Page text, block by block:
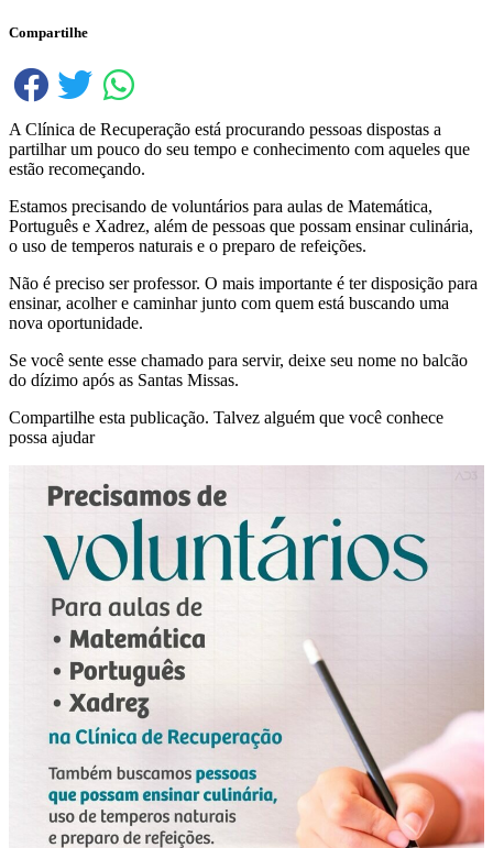
Compartilhe
A Clínica de Recuperação está procurando pessoas dispostas a
partilhar um pouco do seu tempo e conhecimento com aqueles que
estão recomeçando.
Estamos precisando de voluntários para aulas de Matemática,
Português e Xadrez, além de pessoas que possam ensinar culinária,
o uso de temperos naturais e o preparo de refeições.
Não é preciso ser professor. O mais importante é ter disposição para
ensinar, acolher e caminhar junto com quem está buscando uma
nova oportunidade.
Se você sente esse chamado para servir, deixe seu nome no balcão
do dízimo após as Santas Missas.
Compartilhe esta publicação. Talvez alguém que você conhece
possa ajudar